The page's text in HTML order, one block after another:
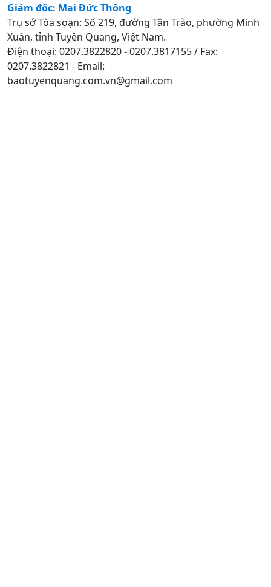
Giám đốc: Mai Đức Thông
Trụ sở Tòa soạn: Số 219, đường Tân Trào, phường Minh
Xuân, tỉnh Tuyên Quang, Việt Nam.
Điện thoại: 0207.3822820 - 0207.3817155 / Fax:
0207.3822821 - Email:
baotuyenquang.com.vn@gmail.com